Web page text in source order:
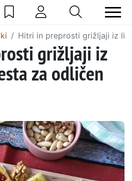
Hitri in preprosti grižljaji iz
grižljaji iz
za odličen